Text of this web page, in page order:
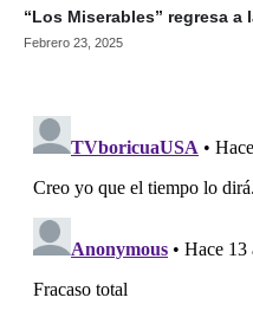
“Los Miserables” regresa
Febrero 23, 2025